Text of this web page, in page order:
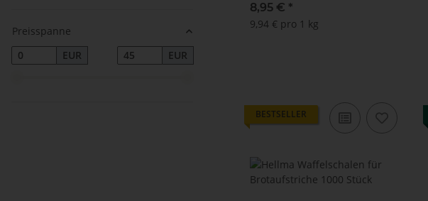
8,95 € *
9,94 € pro 1 kg
BESTSELLER
Preisspanne
EUR
EUR